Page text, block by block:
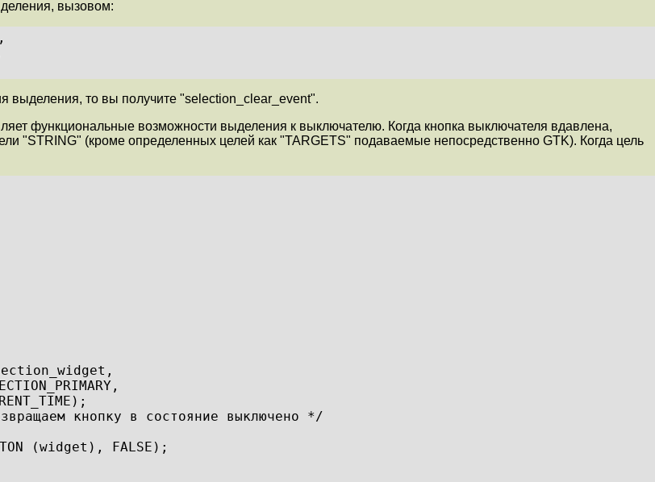
вызовом:
выделения, то вы получите "selection_clear_event".
функциональные возможности выделения к выключателю. Когда кнопка выключателя вдавлена,
"STRING" (кроме определенных целей как "TARGETS" подаваемые непосредственно GTK). Когда цель
кнопку в состояние выключено */
(widget), FALSE);